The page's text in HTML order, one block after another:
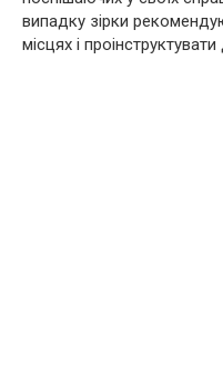
випадку зірки
місцях і